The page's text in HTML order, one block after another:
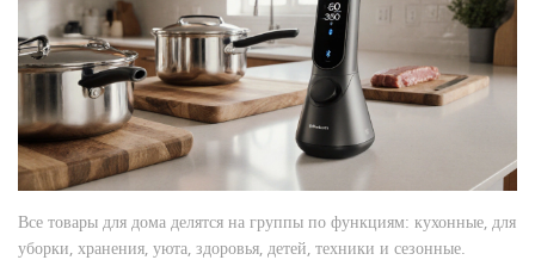
Все товары для дома делятся на группы по функциям: кухонные, для
уборки, хранения, уюта, здоровья, детей, техники и сезонные.